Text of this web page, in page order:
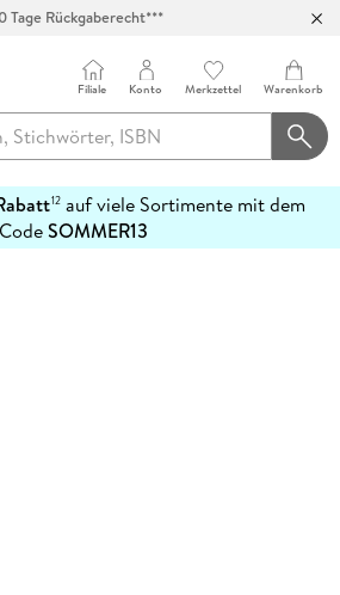
Tage Rückgaberecht***
Filiale Konto Merkzettel Warenkorb
12auf viele Sortimente mit dem
CodeSOMMER13